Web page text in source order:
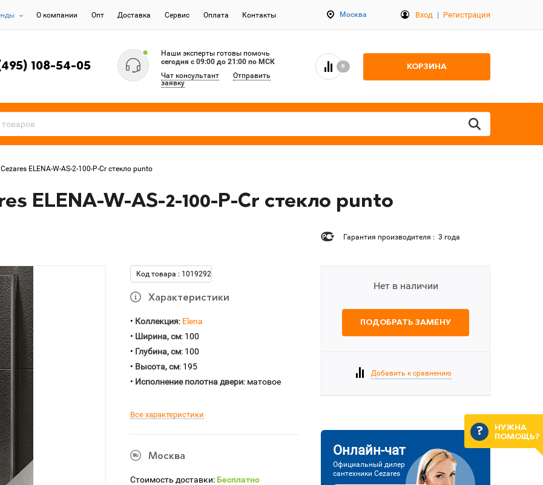
О компании Опт Доставка Сервис Оплата Контакты Москва Вход | Регистрация
108-54-05
Наши эксперты готовы помочь
сегодня c 09:00 до 21:00 по МСК
Чат консультант
Отправить
заявку
0 КОРЗИНА
ELENA-W-AS-2-100-P-Cr стекло punto
ELENA-W-AS-2-100-P-Cr стекло punto
Гарантия производителя : 3 года
Код товара : 1019292
Характеристики
• Коллекция: Elena
• Ширина, см: 100
• Глубина, см: 100
• Высота, см: 195
• Исполнение полотна двери: матовое
Все характеристики
Москва
Стоимость доставки:Бесплатно
Нет в наличии
ПОДОБРАТЬ ЗАМЕНУ
Добавить к сравнению
Онлайн-чат
Официальный дилер
сантехники Cezares
НУЖНА
ПОМОЩЬ?